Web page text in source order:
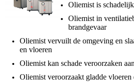
Oliemist is
Oliemist in
brandgevaar
Oliemist vervuilt de omgeving en
en vloeren
Oliemist kan schade veroorzaken
Oliemist veroorzaakt gladde vloeren